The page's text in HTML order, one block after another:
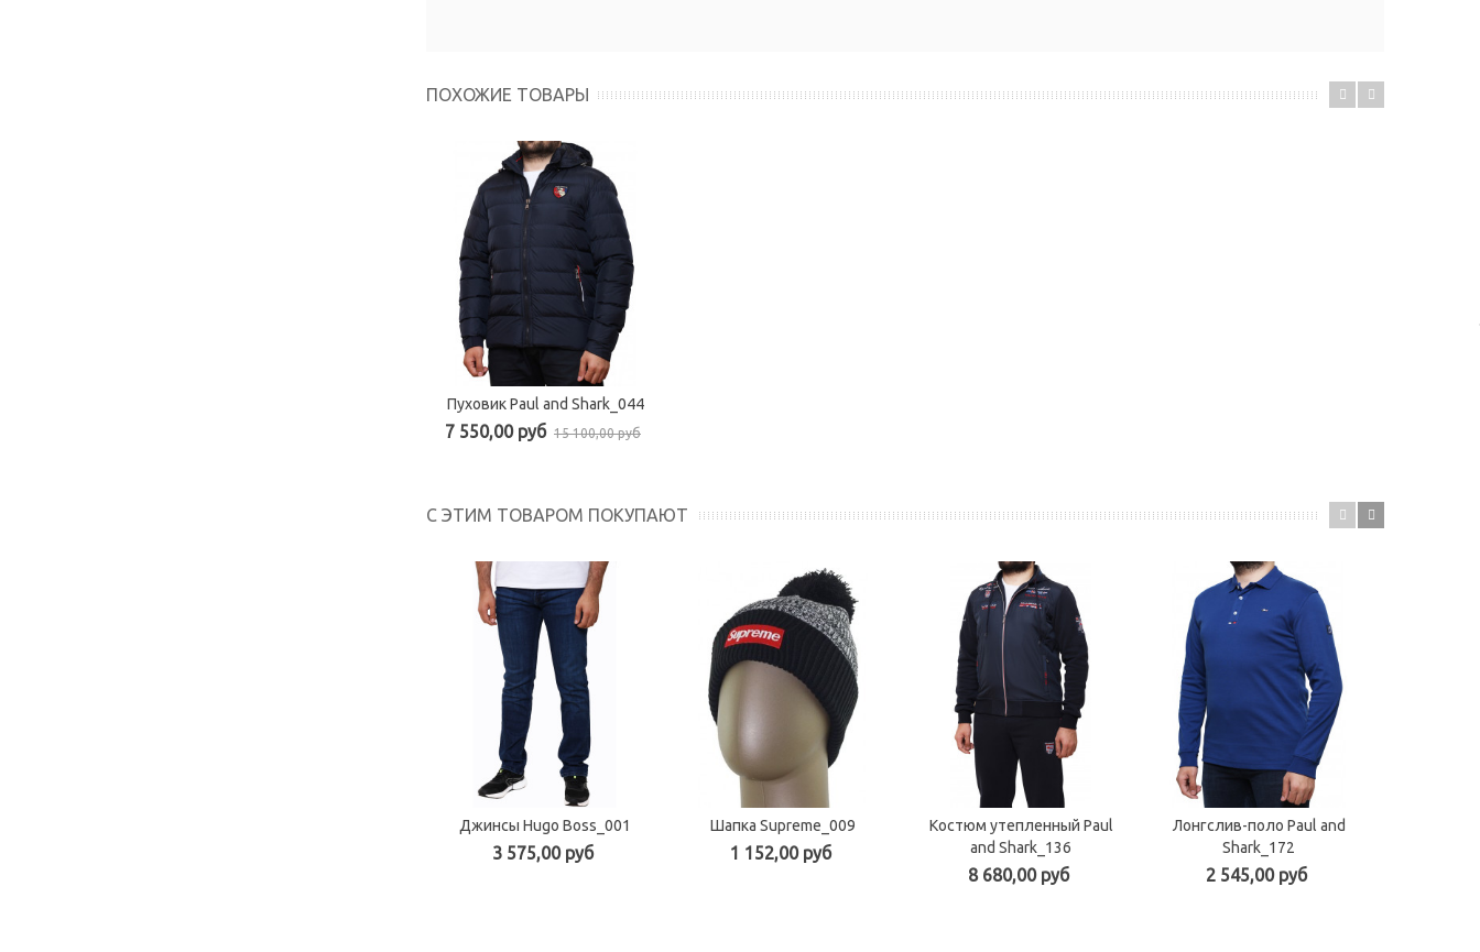
ПОХОЖИЕ ТОВАРЫ
Пуховик Paul and Shark_044
7 550,00 руб 15 100,00 руб
С ЭТИМ ТОВАРОМ ПОКУПАЮТ
Джинсы Hugo Boss_001
3 575,00 руб
Шапка Supreme_009
1 152,00 руб
Костюм утепленный Paul
and Shark_136
8 680,00 руб
Лонгслив-поло Paul and
Shark_172
2 545,00 руб